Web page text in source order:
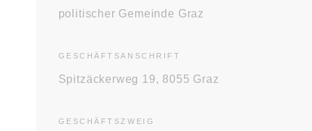
politischer Gemeinde Graz
GESCHÄFTS­ANSCHRIFT
Spitzäckerweg 19, 8055 Graz
GESCHÄFTS­ZWEIG